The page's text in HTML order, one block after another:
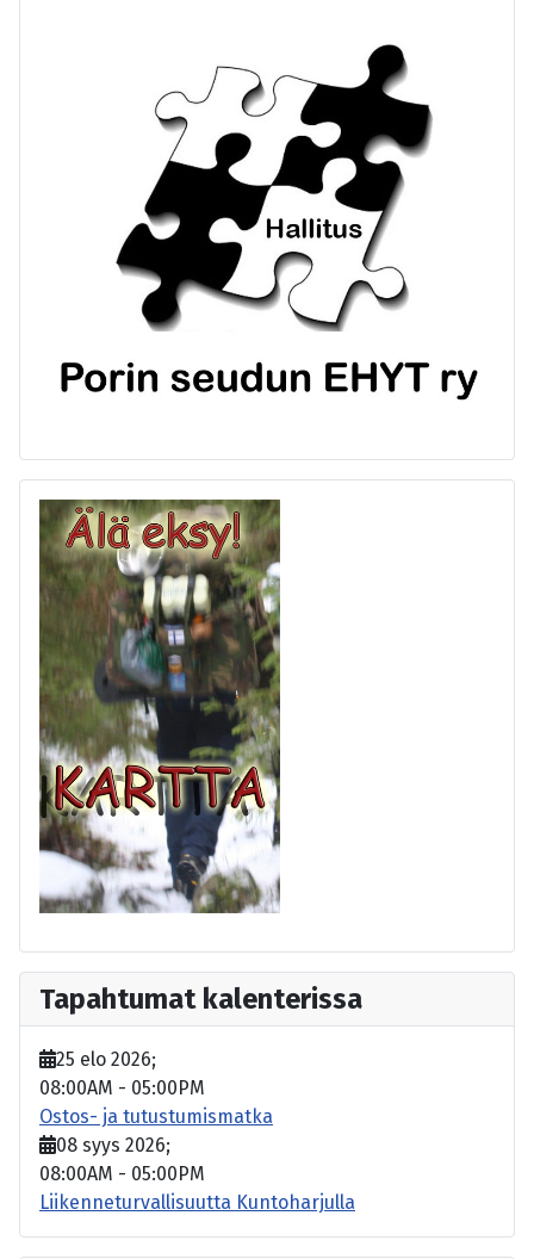
Tapahtumat kalenterissa
25 elo 2026;
08:00AM - 05:00PM
Ostos- ja tutustumismatka
08 syys 2026;
08:00AM - 05:00PM
Liikenneturvallisuutta Kuntoharjulla